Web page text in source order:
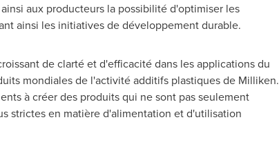
aux producteurs la possibilité d'optimiser les
ainsi les initiatives de développement durable.
de clarté et d'efficacité dans les applications du
mondiales de l'activité additifs plastiques de Milliken.
à créer des produits qui ne sont pas seulement
strictes en matière d'alimentation et d'utilisation